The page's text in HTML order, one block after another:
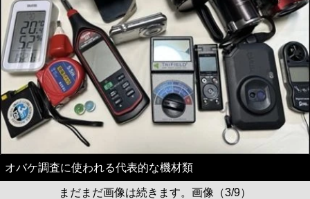
オバケ調査に使われる代表的な機材類
まだまだ画像は続きます。画像（3/9）